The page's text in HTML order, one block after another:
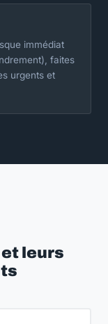
immédiat
faites
urgents et
leurs